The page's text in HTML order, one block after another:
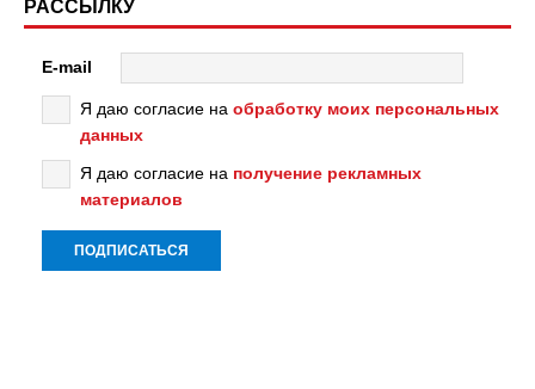
РАССЫЛКУ
E-mail
Я даю согласие на обработку моих персональных
данных
Я даю согласие на получение рекламных
материалов